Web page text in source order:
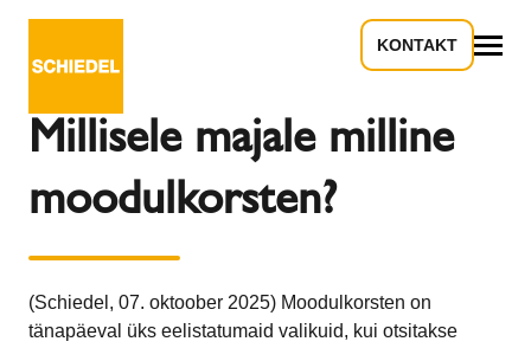
KONTAKT
Millisele majale milline
moodulkorsten?
(Schiedel, 07. oktoober 2025) Moodulkorsten on
tänapäeval üks eelistatumaid valikuid, kui otsitakse